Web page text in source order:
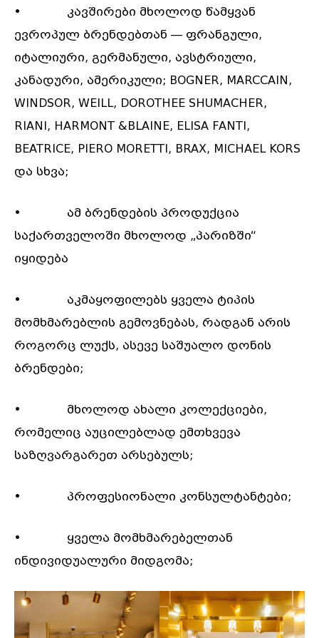
• კავშირები მხოლოდ წამყვან
ევროპულ ბრენდებთან — ფრანგული,
იტალიური, გერმანული, ავსტრიული,
კანადური, ამერიკული; BOGNER, MARCCAIN,
WINDSOR, WEILL, DOROTHEE SHUMACHER,
RIANI, HARMONT &BLAINE, ELISA FANTI,
BEATRICE, PIERO MORETTI, BRAX, MICHAEL KORS
და სხვა;
• ამ ბრენდების პროდუქცია
საქართველოში მხოლოდ „პარიზში“
იყიდება
• აკმაყოფილებს ყველა ტიპის
მომხმარებლის გემოვნებას, რადგან არის
როგორც ლუქს, ასევე საშუალო დონის
ბრენდები;
• მხოლოდ ახალი კოლექციები,
რომელიც აუცილებლად ემთხვევა
საზღვარგარეთ არსებულს;
• პროფესიონალი კონსულტანტები;
• ყველა მომხმარებელთან
ინდივიდუალური მიდგომა;